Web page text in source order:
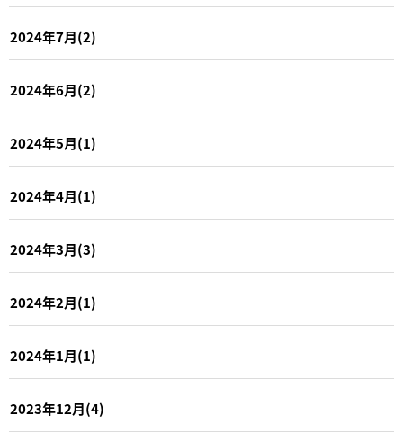
2024年7月(2)
2024年6月(2)
2024年5月(1)
2024年4月(1)
2024年3月(3)
2024年2月(1)
2024年1月(1)
2023年12月(4)